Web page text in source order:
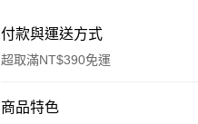
付款與運送方式
超取滿NT$390免運
付款方式
商品特色